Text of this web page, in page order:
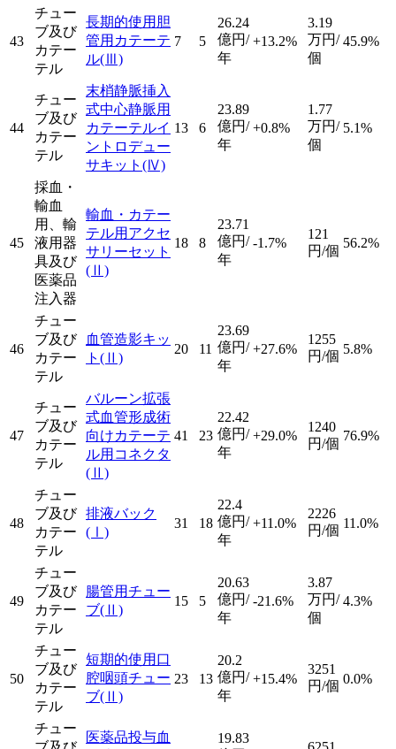
43
チュー
ブ及び
カテー
テル
長期的使用胆
管用カテーテ
ル(Ⅲ)
7 5
26.24
億円/
年
+13.2%
3.19
万円/
個
45.9%
44
チュー
ブ及び
カテー
テル
末梢静脈挿入
式中心静脈用
カテーテルイ
ントロデュー
サキット (Ⅳ)
13 6
23.89
億円/
年
+0.8%
1.77
万円/
個
5.1%
45
採血・
輸血
用、輸
液用器
具及び
医薬品
注入器
輸血・カテー
テル用アクセ
サリーセット
(Ⅱ)
18 8
23.71
億円/
年
-1.7%
121
円/個
56.2%
46
チュー
ブ及び
カテー
テル
血管造影キッ
ト (Ⅱ)
20 11
23.69
億円/
年
+27.6%
1255
円/個 5.8%
47
チュー
ブ及び
カテー
テル
バルーン拡張
式血管形成術
向けカテーテ
ル用コネクタ
(Ⅱ)
41 23
22.42
億円/
年
+29.0%
1240
円/個
76.9%
48
チュー
ブ及び
カテー
テル
排液バック
(Ⅰ)
31 18
22.4
億円/
年
+11.0%
2226
円/個 11.0%
49
チュー
ブ及び
カテー
テル
腸管用チュー
ブ(Ⅱ)
15 5
20.63
億円/
年
-21.6%
3.87
万円/
個
4.3%
50
チュー
ブ及び
カテー
テル
短期的使用口
腔咽頭チュー
ブ(Ⅱ)
23 13
20.2
億円/
年
+15.4%
3251
円/個 0.0%
チュー
医薬品投与血
19.83